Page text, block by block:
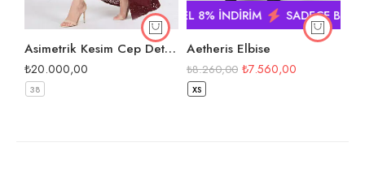
Asimetrik Kesim Cep Detaylı Dantel Abiye
₺20.000,00
38
SADECE BUGÜN ÖZEL 8% İNDİRİM SADECE
Aetheris Elbise
₺8.260,00 ₺7.560,00
XS